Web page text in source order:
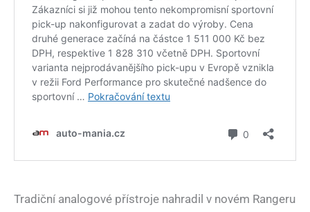
Tradiční analogové přístroje nahradil v novém Rangeru